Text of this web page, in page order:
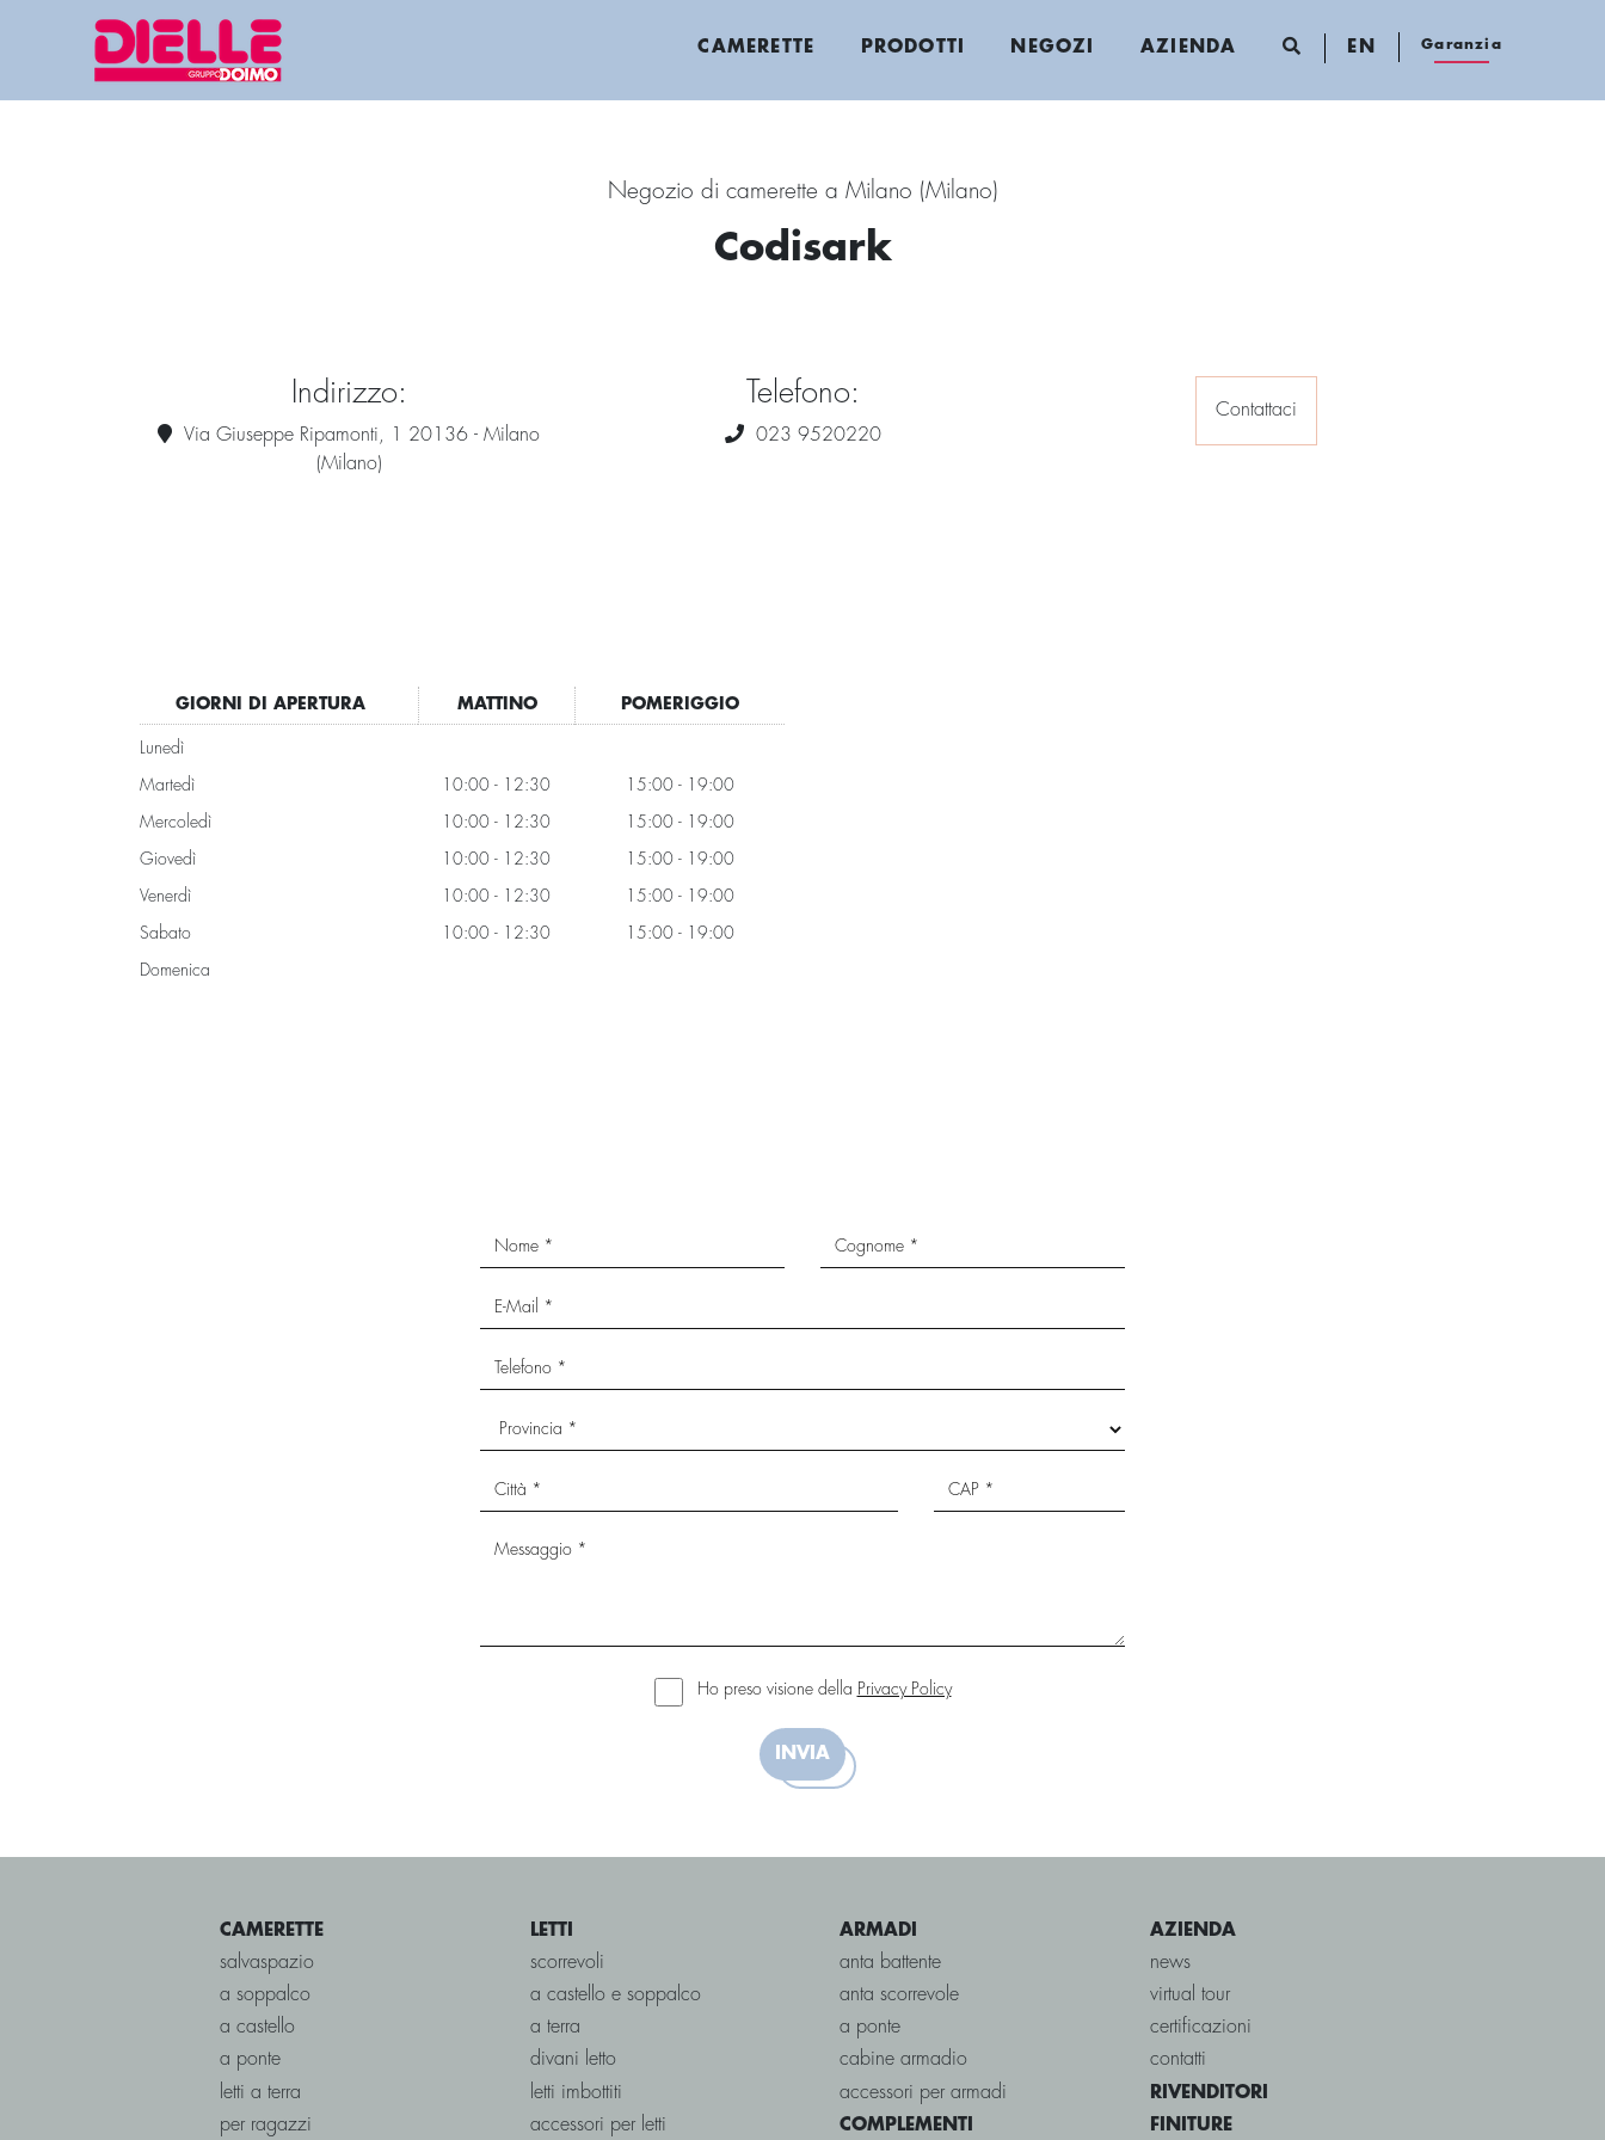
CAMERETTE PRODOTTI NEGOZI AZIENDA EN Garanzia
Negozio di camerette a Milano (Milano)
Codisark
Indirizzo:
Via Giuseppe Ripamonti, 1 20136 - Milano
(Milano)
Telefono:
023 9520220
Contattaci
GIORNI DI APERTURA MATTINO POMERIGGIO
Lunedì
Martedì
10:00 - 12:30
15:00 - 19:00
Mercoledì
10:00 - 12:30
15:00 - 19:00
Giovedì
10:00 - 12:30
15:00 - 19:00
Venerdì
10:00 - 12:30
15:00 - 19:00
Sabato
10:00 - 12:30
15:00 - 19:00
Domenica
Ho preso visione della Privacy Policy
INVIA
CAMERETTE
salvaspazio
a soppalco
a castello
a ponte
letti a terra
per ragazzi
LETTI
scorrevoli
a castello e soppalco
a terra
divani letto
letti imbottiti
accessori per letti
ARMADI
anta battente
anta scorrevole
a ponte
cabine armadio
accessori per armadi
COMPLEMENTI
AZIENDA
news
virtual tour
certificazioni
contatti
RIVENDITORI
FINITURE